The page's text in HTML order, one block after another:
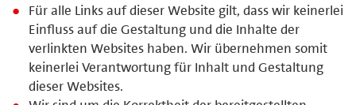
Für alle Links auf dieser Website gilt, dass wir keinerlei
Einfluss auf die Gestaltung und die Inhalte der
verlinkten Websites haben. Wir übernehmen somit
keinerlei Verantwortung für Inhalt und Gestaltung
dieser Websites.